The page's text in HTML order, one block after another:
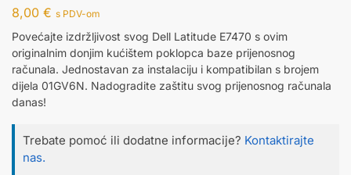
8,00 € s PDV-om
Povećajte izdržljivost svog Dell Latitude E7470 s ovim
originalnim donjim kućištem poklopca baze prijenosnog
računala. Jednostavan za instalaciju i kompatibilan s brojem
dijela 01GV6N. Nadogradite zaštitu svog prijenosnog računala
danas!
Trebate pomoć ili dodatne informacije? Kontaktirajte
nas.